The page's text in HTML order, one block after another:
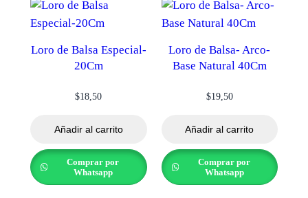
Loro de Balsa Especial-
20Cm
$18,50
Añadir al carrito
Comprar por
Whatsapp
Loro de Balsa- Arco-
Base Natural 40Cm
$19,50
Añadir al carrito
Comprar por
Whatsapp